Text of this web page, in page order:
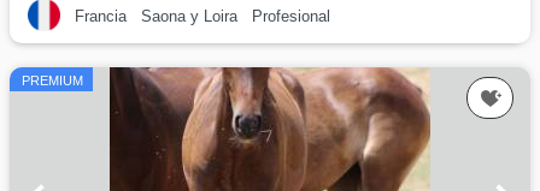
Francia Saona y Loira Profesional
PREMIUM